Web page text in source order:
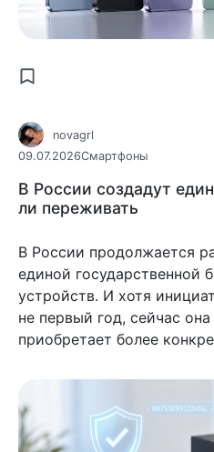
novagrl
09.07.2026Смартфоны
В России создадут
ли переживать
В России продолжается
единой государственной
устройств. И хотя
не первый год, сейчас
приобретает более